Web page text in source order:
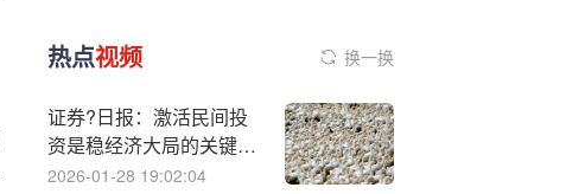
热点视频 换一换
证券?日报：激活民间投
资是稳经济大局的关键落
子
2026-01-28 19:02:04